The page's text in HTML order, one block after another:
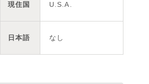
現住国 U.S.A.
日本語 なし